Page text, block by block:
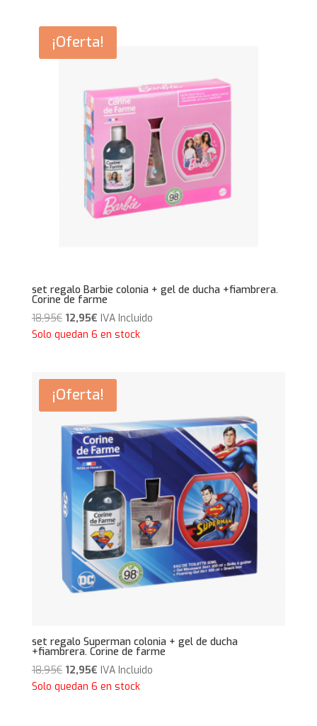
6,95€.5,75€.
¡Oferta!
set regalo Barbie colonia + gel de ducha +fiambrera.
Corine de farme
18,95€ El
precio
18,95€.
12,95€El
precio
12,95€.
IVA Incluido
Solo quedan 6 en stock
¡Oferta!
set regalo Superman colonia + gel de ducha
+fiambrera. Corine de farme
18,95€ El
precio
12,95€El
precio
IVA Incluido
Solo quedan 6 en stock